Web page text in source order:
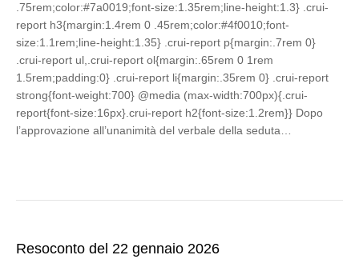
.75rem;color:#7a0019;font-size:1.35rem;line-height:1.3} .crui-
report h3{margin:1.4rem 0 .45rem;color:#4f0010;font-
size:1.1rem;line-height:1.35} .crui-report p{margin:.7rem 0}
.crui-report ul,.crui-report ol{margin:.65rem 0 1rem
1.5rem;padding:0} .crui-report li{margin:.35rem 0} .crui-report
strong{font-weight:700} @media (max-width:700px){.crui-
report{font-size:16px}.crui-report h2{font-size:1.2rem}} Dopo
l’approvazione all’unanimità del verbale della seduta…
Resoconto del 22 gennaio 2026